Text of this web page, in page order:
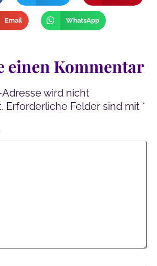
Email WhatsApp
einen Kommentar
wird nicht
Erforderliche Felder sind mit *